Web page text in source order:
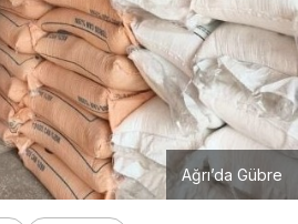
Ağrı’da Gübre